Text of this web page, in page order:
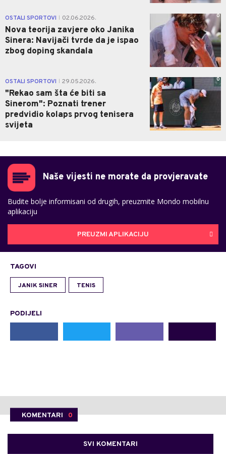
OSTALI SPORTOVI 02.06.2026.
Nova teorija zavjere oko Janika
Sinera: Navijači tvrde da je ispao
zbog doping skandala
0
OSTALI SPORTOVI 29.05.2026.
"Rekao sam šta će biti sa
Sinerom": Poznati trener
predvidio kolaps prvog tenisera
svijeta
0
Naše vijesti ne morate da provjeravate
Budite bolje informisani od drugih, preuzmite Mondo mobilnu
aplikaciju
PREUZMI APLIKACIJU
TAGOVI
JANIK SINER TENIS
PODIJELI
KOMENTARI 0
SVI KOMENTARI